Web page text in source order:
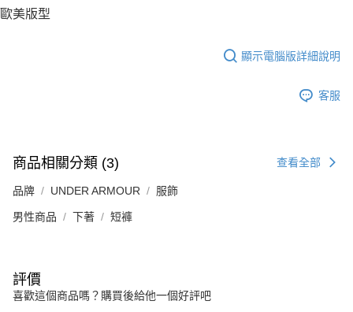
歐美版型
顯示電腦版詳細說明
客服
商品相關分類 (3) 查看全部
品牌 UNDER ARMOUR 服飾
男性商品 下著 短褲
評價
喜歡這個商品嗎？購買後給他一個好評吧